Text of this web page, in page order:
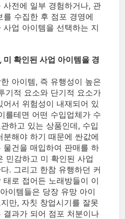
사전에 일부 경험하거나, 관
를 수집한 후 점포 경영에
업 아이템을 선택하는 지
확인된 사업 아이템을 경
아이템, 즉 유행성이 높은
기적 요소와 단기적 요소가
서 위험성이 내재되어 있
를테면 어떤 수입업체가 수
하고 있는 상품인데, 수입
해야 하기 때문에 싼값에
물건을 매입하여 판매를 하
민감하고 미 확인된 사업
. 그리고 한참 유행하던 커
로 접어든 노래방들이 이
이템들은 당장 유망 아이
만, 자칫 창업시기를 잘못
결과가 되어 점포 처분이나